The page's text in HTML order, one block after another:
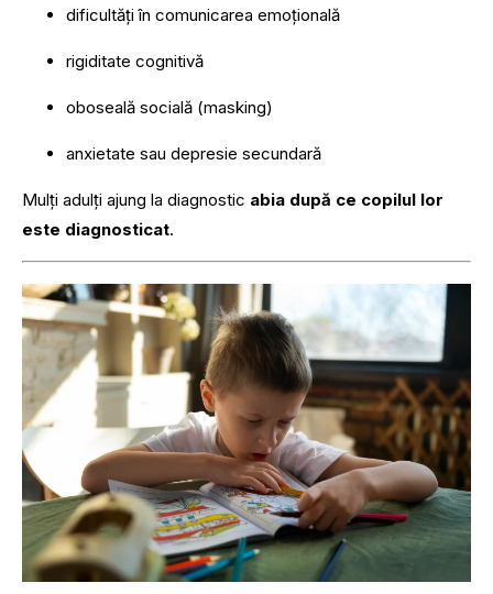
dificultăți în comunicarea emoțională
rigiditate cognitivă
oboseală socială (masking)
anxietate sau depresie secundară
Mulți adulți ajung la diagnostic abia după ce copilul lor
este diagnosticat.